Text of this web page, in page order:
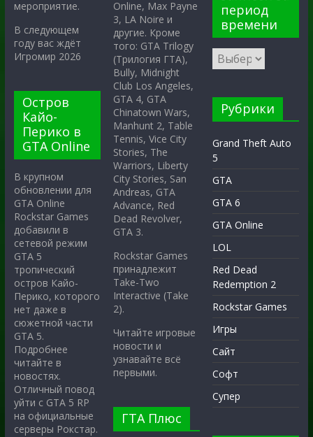
мероприятие.
В следующем
году вас ждёт
Игромир 2026
Остров
Кайо-
Перико в
GTA Online
В крупном
обновлении для
GTA Online
Rockstar Games
добавили в
сетевой режим
GTA 5
тропический
остров Кайо-
Перико, которого
нет даже в
сюжетной части
GTA 5.
Подробнее
читайте в
новостях.
Отличный повод
уйти с GTA 5 RP
на официальные
серверы Рокстар.
Online, Max Payne
3, LA Noire и
другие. Кроме
того: GTA Trilogy
(Трилогия ГТА),
Bully, Midnight
Club Los Angeles,
GTA 4, GTA
Chinatown Wars,
Manhunt 2, Table
Tennis, Vice City
Stories, The
Warriors, Liberty
City Stories, San
Andreas, GTA
Advance, Red
Dead Revolver,
GTA 3.
Rockstar Games
принадлежит
Take-Two
Interactive (Take
2).
Читайте игровые
новости и
узнавайте всё
первыми.
ГТА Плюс
период
времени
Рубрики
Grand Theft Auto
5
GTA
GTA 6
GTA Online
LOL
Red Dead
Redemption 2
Rockstar Games
Игры
Сайт
Софт
Супер